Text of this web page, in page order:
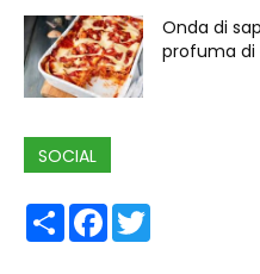
Onda di
profuma di
SOCIAL
ShareFacebook